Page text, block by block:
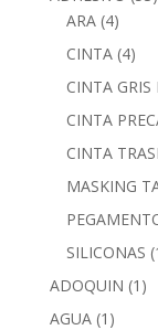
ARA (4)
CINTA (4)
CINTA
CINTA
CINTA
MASKING
SILICONAS
ADOQUIN (1)
AGUA (1)